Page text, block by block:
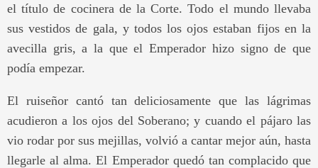
el título de cocinera de la Corte. Todo el mundo llevaba
sus vestidos de gala, y todos los ojos estaban fijos en la
avecilla gris, a la que el Emperador hizo signo de que
podía empezar.
El ruiseñor cantó tan deliciosamente que las lágrimas
acudieron a los ojos del Soberano; y cuando el pájaro las
vio rodar por sus mejillas, volvió a cantar mejor aún, hasta
llegarle al alma. El Emperador quedó tan complacido que